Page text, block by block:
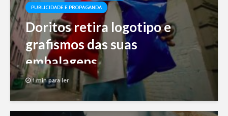
PUBLICIDADE E PROPAGANDA
Doritos retira logotipo e
grafismos das suas
embalagens
1 min para ler